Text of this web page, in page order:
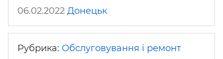
06.02.2022 Донецьк
Рубрика: Обслуговування і ремонт